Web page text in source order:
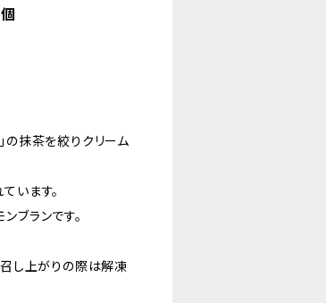
の抹茶を絞りクリーム
います。
ブランです。
し上がりの際は解凍